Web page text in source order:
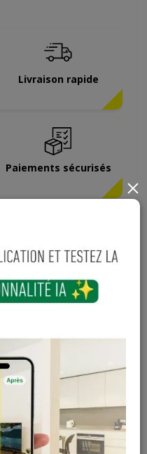
Livraison rapide
Paiements sécurisés
+ Ajouter au panier
Quantité
Hors stock
×